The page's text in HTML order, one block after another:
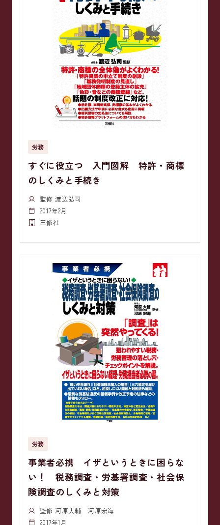
労務
すぐに役立つ 入門図解 特許・商標
のしくみと手続き
監修 渡辺弘司
2017年2月
三修社
労務
事業者必携 イザというときに困らな
い！ 税務調査・労基署調査・社会保
険調査のしくみと対策
監修 河原大輔 河原宏海
2017年1月